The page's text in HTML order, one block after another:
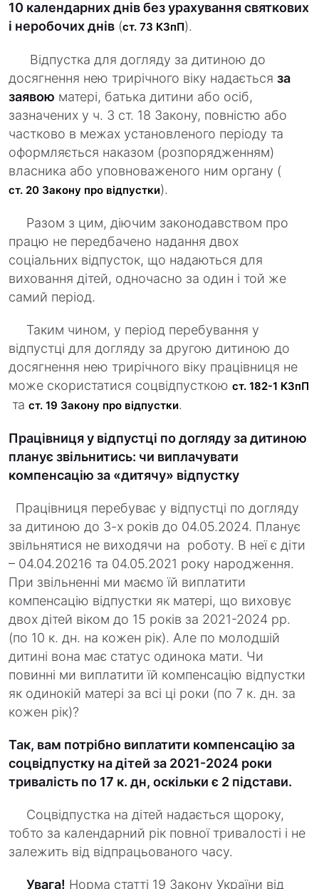
10 календарних днів без урахування святкових
і неробочих днів (ст. 73 КЗпП).
Відпустка для догляду за дитиною до
досягнення нею трирічного віку надається за
заявою матері, батька дитини або осіб,
зазначених у ч. 3 ст. 18 Закону, повністю або
частково в межах установленого періоду та
оформляється наказом (розпорядженням)
власника або уповноваженого ним органу (
ст. 20 Закону про відпустки).
Разом з цим, діючим законодавством про
працю не передбачено надання двох
соціальних відпусток, що надаються для
виховання дітей, одночасно за один і той же
самий період.
Таким чином, у період перебування у
відпустці для догляду за другою дитиною до
досягнення нею трирічного віку працівниця не
може скористатися соцвідпусткою ст. 182-1 КЗпП
та ст. 19 Закону про відпустки.
Працівниця у відпустці по догляду за дитиною
планує звільнитись: чи виплачувати
компенсацію за «дитячу» відпустку
Працівниця перебуває у відпустці по догляду
за дитиною до 3-х років до 04.05.2024. Планує
звільнятися не виходячи на роботу. В неї є діти
– 04.04.20216 та 04.05.2021 року народження.
При звільненні ми маємо їй виплатити
компенсацію відпустки як матері, що виховує
двох дітей віком до 15 років за 2021-2024 рр.
(по 10 к. дн. на кожен рік). Але по молодшій
дитині вона має статус одинока мати. Чи
повинні ми виплатити їй компенсацію відпустки
як одинокій матері за всі ці роки (по 7 к. дн. за
кожен рік)?
Так, вам потрібно виплатити компенсацію за
соцвідпустку на дітей за 2021-2024 роки
тривалість по 17 к. дн, оскільки є 2 підстави.
Соцвідпустка на дітей надається щороку,
тобто за календарний рік повної тривалості і не
залежить від відпрацьованого часу.
Увага! Норма статті 19 Закону України від